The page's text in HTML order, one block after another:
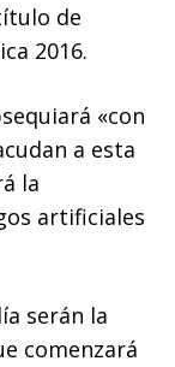
de
2016.
«con
a esta
la
artificiales
serán la
comenzará